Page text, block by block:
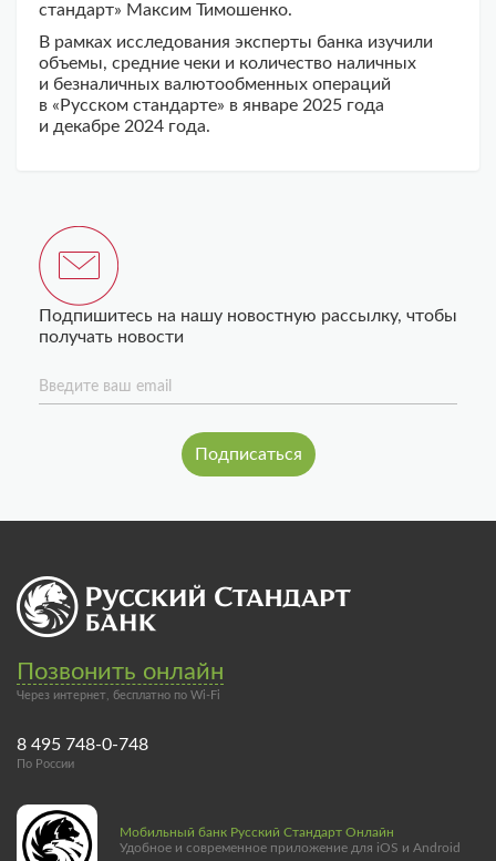
стандарт» Максим Тимошенко.
В рамках исследования эксперты банка изучили
объемы, средние чеки и количество наличных
и безналичных валютообменных операций
в «Русском стандарте» в январе 2025 года
и декабре 2024 года.
Подпишитесь на нашу новостную рассылку, чтобы
получать новости
Введите ваш email
Позвонить онлайн
Через интернет, бесплатно по Wi-Fi
8 495 748-0-748
По России
Мобильный банк Русский Стандарт Онлайн
Удобное и современное приложение для iOS и Android